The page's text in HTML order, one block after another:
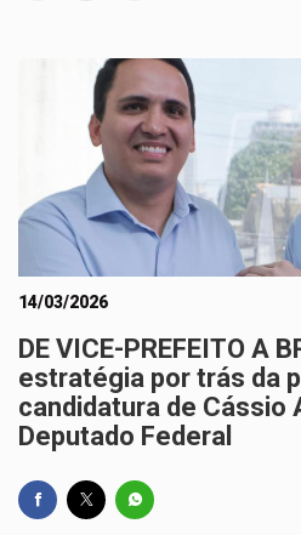
14/03/2026
DE VICE-PREFEITO A
estratégia por trás da
candidatura de Cássio
Deputado Federal